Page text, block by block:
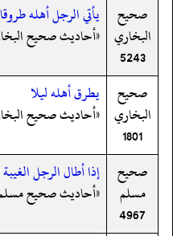
صحيح
البخاري
5243
يأتي الرجل أهله طروقا
«أحاديث صحيح
صحيح
البخاري
1801
يطرق أهله ليلا
«أحاديث صحيح
صحيح
مسلم
4967
إذا أطال الرجل
«أحاديث صحيح